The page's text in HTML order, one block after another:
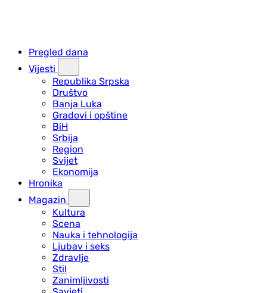
Pregled dana
Vijesti
Republika Srpska
Društvo
Banja Luka
Gradovi i opštine
BiH
Srbija
Region
Svijet
Ekonomija
Hronika
Magazin
Kultura
Scena
Nauka i tehnologija
Ljubav i seks
Zdravlje
Stil
Zanimljivosti